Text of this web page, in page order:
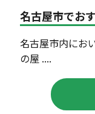
名古屋市でお
名古屋市内にお
の屋 ....